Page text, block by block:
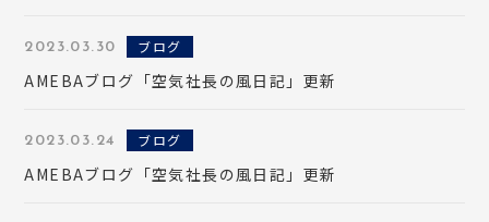
TOP
2023.03.30 ブログ
AMEBAブログ「空気社長の風日記」更新
2023.03.24 ブログ
AMEBAブログ「空気社長の風日記」更新